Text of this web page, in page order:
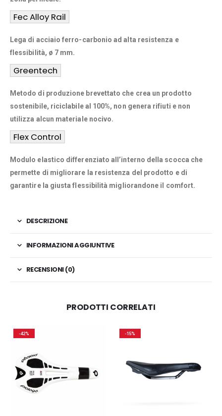
Fec Alloy Rail
Lega di acciaio ferro-carbonio ad alta resistenza e
flessibilità, ø 7 mm.
Greentech
Metodo di produzione brevettato che crea un prodotto
sostenibile, riciclabile al 100%, non genera rifiuti e non
utilizza alcun materiale nocivo.
Flex Control
Modulo elastico differenziato all’interno della scocca che
permette di migliorare la resistenza del prodotto e di
garantire la giusta flessibilità migliorandone il comfort.
DESCRIZIONE
INFORMAZIONI AGGIUNTIVE
RECENSIONI (0)
PRODOTTI CORRELATI
-42% -15%